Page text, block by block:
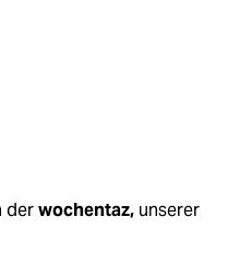
derwochentaz, unserer